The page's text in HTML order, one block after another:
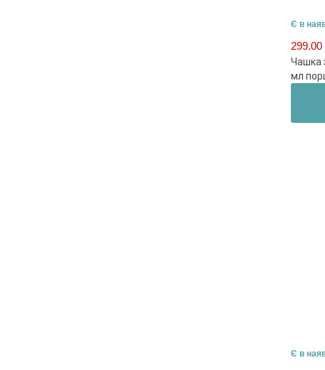
Є в
299.00
Чашка
мл
Є в